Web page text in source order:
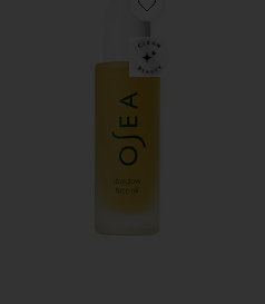
Favorite